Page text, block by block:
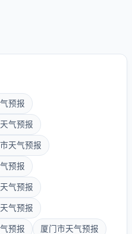
预报
气预报
天气预报
预报
气预报
气预报
预报 厦门市天气预报